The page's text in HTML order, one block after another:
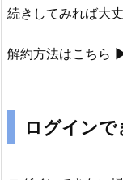
続きしてみれば大
解約方法はこちら
ログイン